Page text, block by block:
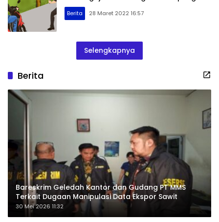
Berita 28 Maret 2022 16:57
Selengkapnya
Berita
Bareskrim Geledah Kantor dan Gudang PT MMS
Terkait Dugaan Manipulasi Data Ekspor Sawit
30 Mei 2026 11:32